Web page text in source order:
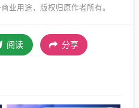
业用途，版权归原作者所有。
阅读 分享